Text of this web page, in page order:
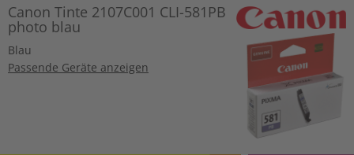
Canon Tinte 2107C001 CLI-581PB
photo blau
Blau
Passende Geräte anzeigen